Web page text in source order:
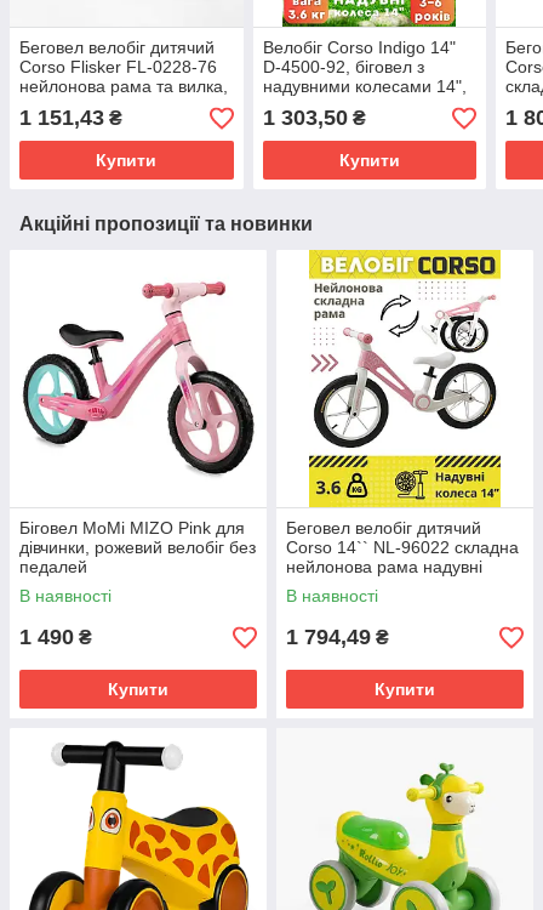
Беговел велобіг дитячий
Corso Flisker FL-0228-76
нейлонова рама та вилка,
надувні колеса 12’’
1 151,43 ₴
Купити
Велобіг Corso Indigo 14"
D-4500-92, біговел з
надувними колесами 14",
нейлонова рама,
регульоване сидіння,
дитячий баланс-байк
1 303,50₴
Купити
14",
1
Акційні пропозиції та новинки
Біговел MoMi MIZO Pink для
дівчинки, рожевий велобіг без
педалей
В наявності
1 490 ₴
Купити
Беговел велобіг дитячий
Corso 14`` NL-96022 складна
нейлонова рама надувні
колеса 14’’
В наявності
1 794,49 ₴
Купити